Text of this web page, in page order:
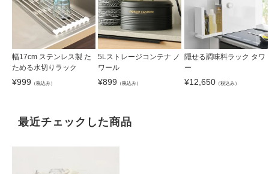
幅17cm ステンレス製 た
ためる水切りラック
¥999 （税込み）
5Lストレージコンテナ ノ
ワール
¥899 （税込み）
隠せる調味料ラック タワ
ー
¥12,650（税込み）
最近チェックした商品